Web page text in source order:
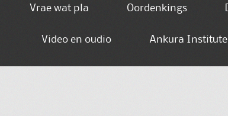
Vrae wat pla Oordenkings
Video en oudio Ankura Institute